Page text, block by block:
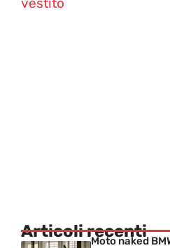
Articoli recenti
Moto naked